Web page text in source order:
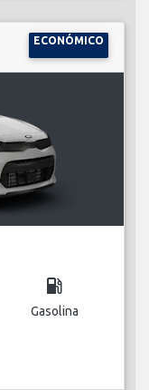
ECONÓMICO
local_gas_station
Gasolina